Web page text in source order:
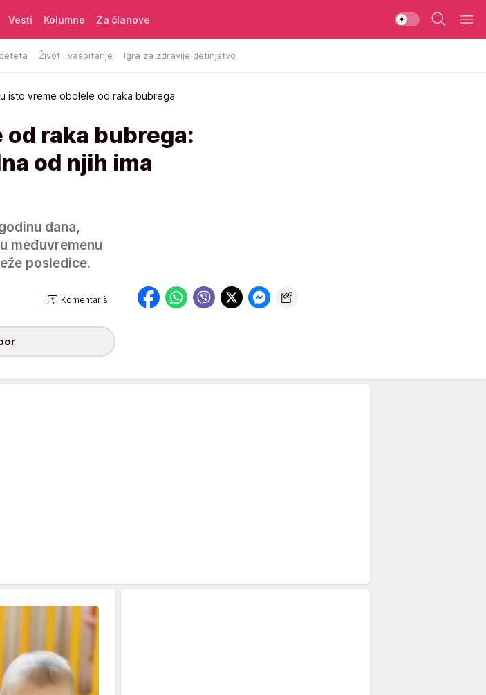
Život i vaspitanje Igra za zdravije detinjstvo
Vesti Kolumne Za članove
isto vreme obolele od raka bubrega
raka bubrega:
od njih ima
dana,
međuvremenu
posledice.
Komentariši